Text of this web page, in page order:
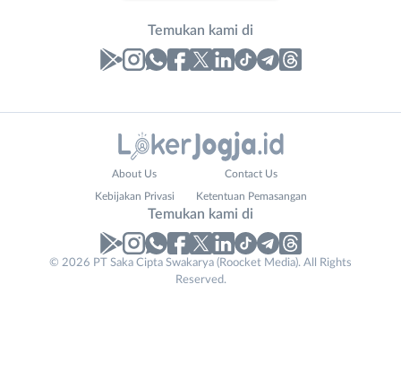
Temukan kami di
No. Telp /
About Us Contact Us
Kebijakan Privasi Ketentuan Pemasangan
Temukan kami di
© 2026 PT Saka Cipta Swakarya (Roocket Media). All Rights
Reserved.